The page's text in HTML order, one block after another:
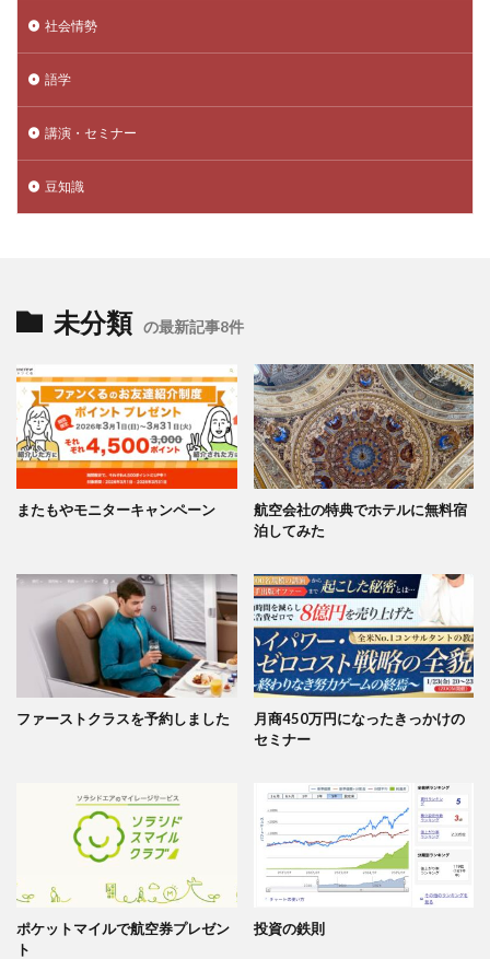
社会情勢
語学
講演・セミナー
豆知識
未分類 の最新記事8件
またもやモニターキャンペーン
航空会社の特典でホテルに無料宿
泊してみた
ファーストクラスを予約しました
月商450万円になったきっかけの
セミナー
ポケットマイルで航空券プレゼン
ト
投資の鉄則